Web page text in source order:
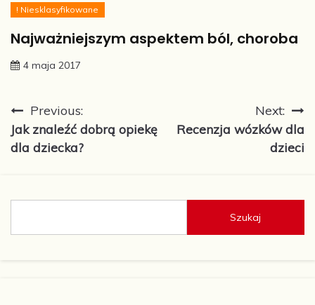
! Niesklasyfikowane
Najważniejszym aspektem ból, choroba
4 maja 2017
Nawigacja
wpisu
Previous:
Jak znaleźć dobrą opiekę
dla dziecka?
Next:
Recenzja wózków dla
dzieci
Szukaj